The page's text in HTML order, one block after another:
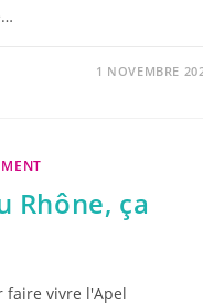
1 NOVEMBRE
Rhône, ça
faire vivre l'Apel